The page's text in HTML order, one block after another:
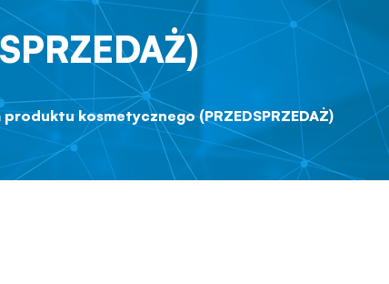
kosmetycznego (PRZEDSPRZEDAŻ)